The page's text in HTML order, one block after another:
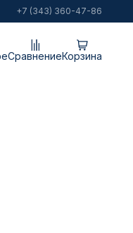
+7 (343) 360-47-86
СравнениеКорзина